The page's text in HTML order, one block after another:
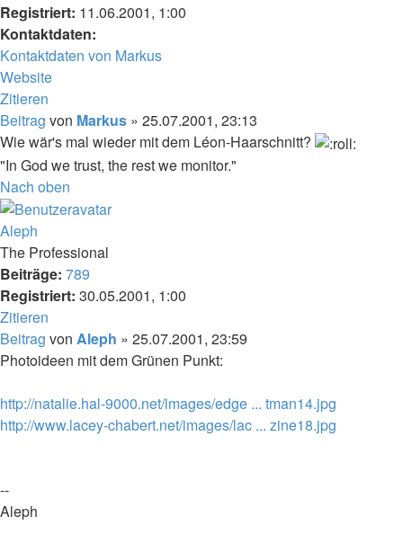
Registriert: 11.06.2001, 1:00
Kontaktdaten:
Kontaktdaten von Markus
Website
Zitieren
Beitrag von Markus » 25.07.2001, 23:13
Wie wär's mal wieder mit dem Léon-Haarschnitt?
"In God we trust, the rest we monitor."
Nach oben
Aleph
The Professional
Beiträge: 789
Registriert: 30.05.2001, 1:00
Zitieren
Beitrag von Aleph » 25.07.2001, 23:59
Photoideen mit dem Grünen Punkt:
http://natalie.hal-9000.net/images/edge ... tman14.jpg
http://www.lacey-chabert.net/images/lac ... zine18.jpg
--
Aleph